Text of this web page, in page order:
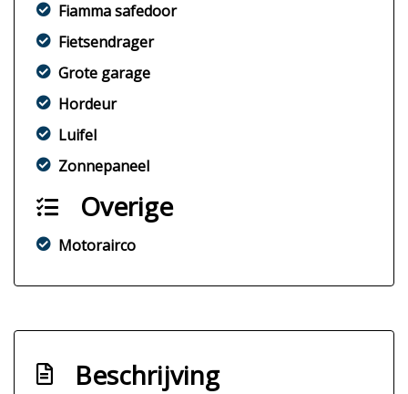
Fiamma safedoor
Fietsendrager
Grote garage
Hordeur
Luifel
Zonnepaneel
Overige
Motorairco
Beschrijving